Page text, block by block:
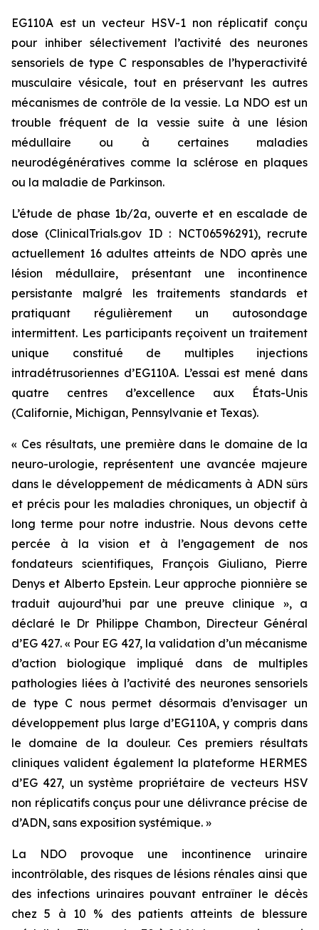
EG110A est un vecteur HSV-1 non réplicatif conçu
pour inhiber sélectivement l’activité des neurones
sensoriels de type C responsables de l’hyperactivité
musculaire vésicale, tout en préservant les autres
mécanismes de contrôle de la vessie. La NDO est un
trouble fréquent de la vessie suite à une lésion
médullaire ou à certaines maladies
neurodégénératives comme la sclérose en plaques
ou la maladie de Parkinson.
L’étude de phase 1b/2a, ouverte et en escalade de
dose (ClinicalTrials.gov ID : NCT06596291), recrute
actuellement 16 adultes atteints de NDO après une
lésion médullaire, présentant une incontinence
persistante malgré les traitements standards et
pratiquant régulièrement un autosondage
intermittent. Les participants reçoivent un traitement
unique constitué de multiples injections
intradétrusoriennes d’EG110A. L’essai est mené dans
quatre centres d’excellence aux États-Unis
(Californie, Michigan, Pennsylvanie et Texas).
« Ces résultats, une première dans le domaine de la
neuro-urologie, représentent une avancée majeure
dans le développement de médicaments à ADN sûrs
et précis pour les maladies chroniques, un objectif à
long terme pour notre industrie. Nous devons cette
percée à la vision et à l’engagement de nos
fondateurs scientifiques, François Giuliano, Pierre
Denys et Alberto Epstein. Leur approche pionnière se
traduit aujourd’hui par une preuve clinique », a
déclaré le Dr Philippe Chambon, Directeur Général
d’EG 427. « Pour EG 427, la validation d’un mécanisme
d’action biologique impliqué dans de multiples
pathologies liées à l’activité des neurones sensoriels
de type C nous permet désormais d’envisager un
développement plus large d’EG110A, y compris dans
le domaine de la douleur. Ces premiers résultats
cliniques valident également la plateforme HERMES
d’EG 427, un système propriétaire de vecteurs HSV
non réplicatifs conçus pour une délivrance précise de
d’ADN, sans exposition systémique. »
La NDO provoque une incontinence urinaire
incontrôlable, des risques de lésions rénales ainsi que
des infections urinaires pouvant entraîner le décès
chez 5 à 10 % des patients atteints de blessure